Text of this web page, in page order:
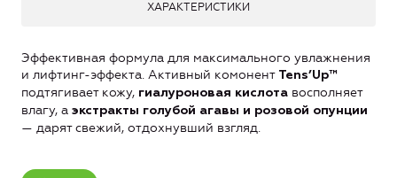
ХАРАКТЕРИСТИКИ
Эффективная формула для максимального увлажнения
и лифтинг-эффекта. Активный комонент Tens’Up™
подтягивает кожу, гиалуроновая кислота восполняет
влагу, а экстракты голубой агавы и розовой опунции
— дарят свежий, отдохнувший взгляд.